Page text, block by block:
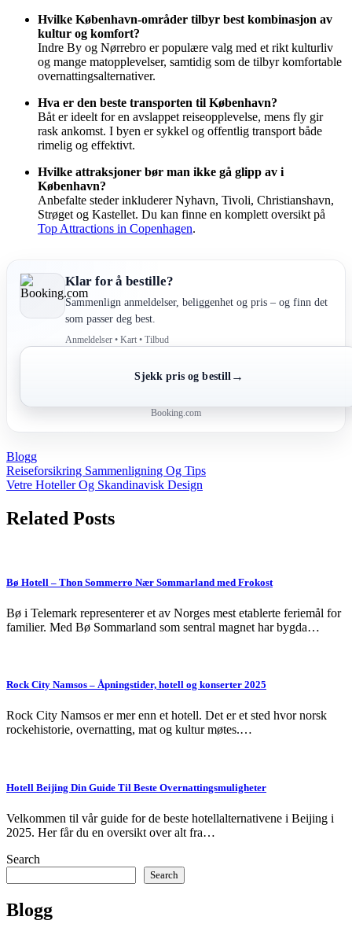
Hvilke København-områder tilbyr best kombinasjon av
kultur og komfort?
Indre By og Nørrebro er populære valg med et rikt kulturliv
og mange matopplevelser, samtidig som de tilbyr komfortable
overnattingsalternativer.
Hva er den beste transporten til København?
Båt er ideelt for en avslappet reiseopplevelse, mens fly gir
rask ankomst. I byen er sykkel og offentlig transport både
rimelig og effektivt.
Hvilke attraksjoner bør man ikke gå glipp av i
København?
Anbefalte steder inkluderer Nyhavn, Tivoli, Christianshavn,
Strøget og Kastellet. Du kan finne en komplett oversikt på
Top Attractions in Copenhagen.
Klar for å bestille?
Sammenlign anmeldelser, beliggenhet og pris – og finn det
som passer deg best.
Anmeldelser • Kart • Tilbud
Sjekk pris og bestill →
Booking.com
Blogg
Post
navigation
Reiseforsikring Sammenligning Og Tips
Vetre Hoteller Og Skandinavisk Design
Related Posts
Bø Hotell – Thon Sommerro Nær Sommarland med Frokost
Bø i Telemark representerer et av Norges mest etablerte feriemål for
familier. Med Bø Sommarland som sentral magnet har bygda…
Rock City Namsos – Åpningstider, hotell og konserter 2025
Rock City Namsos er mer enn et hotell. Det er et sted hvor norsk
rockehistorie, overnatting, mat og kultur møtes.…
Hotell Beijing Din Guide Til Beste Overnattingsmuligheter
Velkommen til vår guide for de beste hotellalternativene i Beijing i
2025. Her får du en oversikt over alt fra…
Search
Search
Blogg